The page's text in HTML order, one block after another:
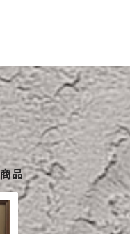
品